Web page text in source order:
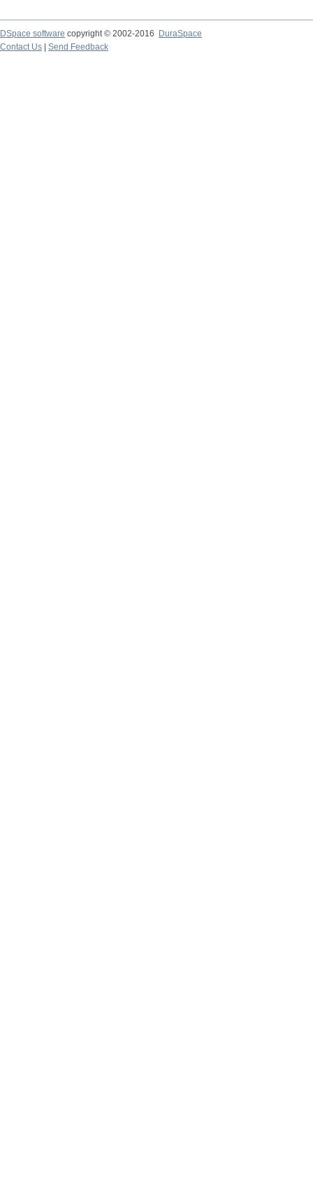
DSpace software copyright © 2002-2016
DuraSpace
Contact Us
Send Feedback